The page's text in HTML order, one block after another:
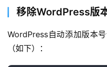
移除WordPress版
WordPress自动添加版本
（如下）：